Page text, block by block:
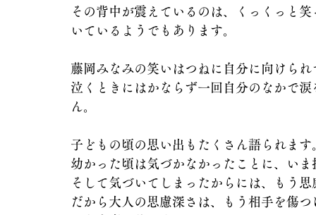
その背中が震えているのは、くっくっと
いているようでもあります。
藤岡みなみの笑いはつねに自分に向けら
泣くときにはかならず一回自分のなかで
ん。
子どもの頃の思い出もたくさん語られます
幼かった頃は気づかなかったことに、い
そして気づいてしまったからには、もう
だから大人の思慮深さは、もう相手を傷